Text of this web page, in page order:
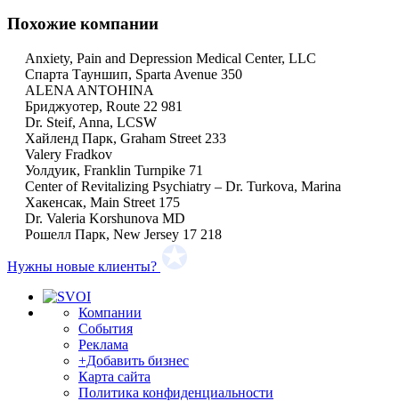
Похожие компании
Anxiety, Pain and Depression Medical Center, LLC
Спарта Тауншип, Sparta Avenue 350
ALENA ANTOHINA
Бриджуотер, Route 22 981
Dr. Steif, Anna, LCSW
Хайленд Парк, Graham Street 233
Valery Fradkov
Уолдуик, Franklin Turnpike 71
Center of Revitalizing Psychiatry – Dr. Turkova, Marina
Хакенсак, Main Street 175
Dr. Valeria Korshunova MD
Рошелл Парк, New Jersey 17 218
Нужны новые клиенты?
Компании
События
Реклама
+Добавить бизнес
Карта сайта
Политика конфиденциальности